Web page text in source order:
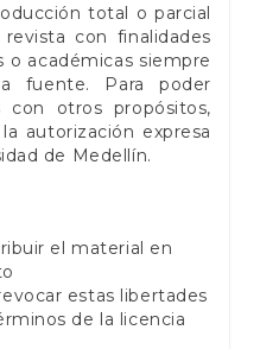
total o parcial
con finalidades
o académicas siempre
fuente. Para poder
con otros propósitos,
autorización expresa
de Medellín.
el material en
estas libertades
de la licencia